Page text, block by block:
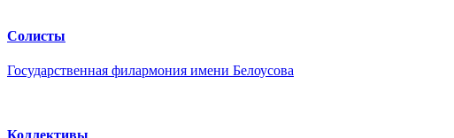
Солисты
Государственная филармония имени Белоусова